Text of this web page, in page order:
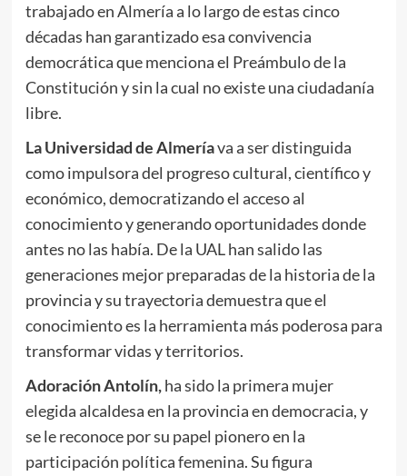
trabajado en Almería a lo largo de estas cinco
décadas han garantizado esa convivencia
democrática que menciona el Preámbulo de la
Constitución y sin la cual no existe una ciudadanía
libre.
La Universidad de Almeríava a ser distinguida
como impulsora del progreso cultural, científico y
económico, democratizando el acceso al
conocimiento y generando oportunidades donde
antes no las había. De la UAL han salido las
generaciones mejor preparadas de la historia de la
provincia y su trayectoria demuestra que el
conocimiento es la herramienta más poderosa para
transformar vidas y territorios.
Adoración Antolín,ha sido la primera mujer
elegida alcaldesa en la provincia en democracia, y
se le reconoce por su papel pionero en la
participación política femenina. Su figura